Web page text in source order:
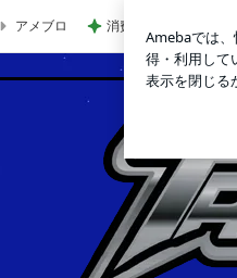
アメブロ 消費に困りペーストに